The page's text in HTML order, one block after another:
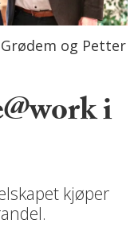
Grødem og Petter
i
kjøper